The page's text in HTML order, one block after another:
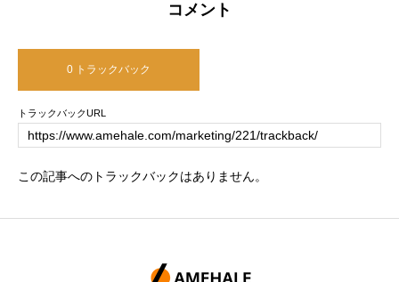
コメント
0 トラックバック
トラックバックURL
この記事へのトラックバックはありません。